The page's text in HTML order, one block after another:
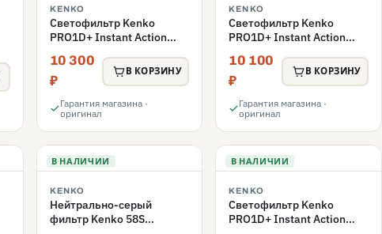
KENKO
Светофильтр Kenko
PRO1D+ Instant Action
переменной плотности
62mm
10 300
₽
В КОРЗИНУ
Гарантия магазина ·
оригинал
KENKO
Светофильтр Kenko
PRO1D+ Instant Action
переменной плотности
62mm
10 100
₽
В КОРЗИНУ
Гарантия магазина ·
оригинал
В НАЛИЧИИ
KENKO
Нейтрально-серый
фильтр Kenko 58S
В НАЛИЧИИ
KENKO
Светофильтр Kenko
PRO1D+ Instant Action